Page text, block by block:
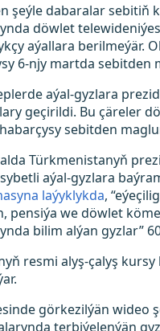
şeýle dabaralar sebitiň
döwlet
aýallara berilmeýär.
6-njy martda sebitden
aýal-gyzlara
geçirildi. Bu çäreler
sebitden
Türkmenistanyň
aýal-gyzlara
laýyklykda,
pensiýa we döwlet
bilim alýan gyzlar”
resmi alyş-çalyş
görkezilýän wideo
terbiýelenýän